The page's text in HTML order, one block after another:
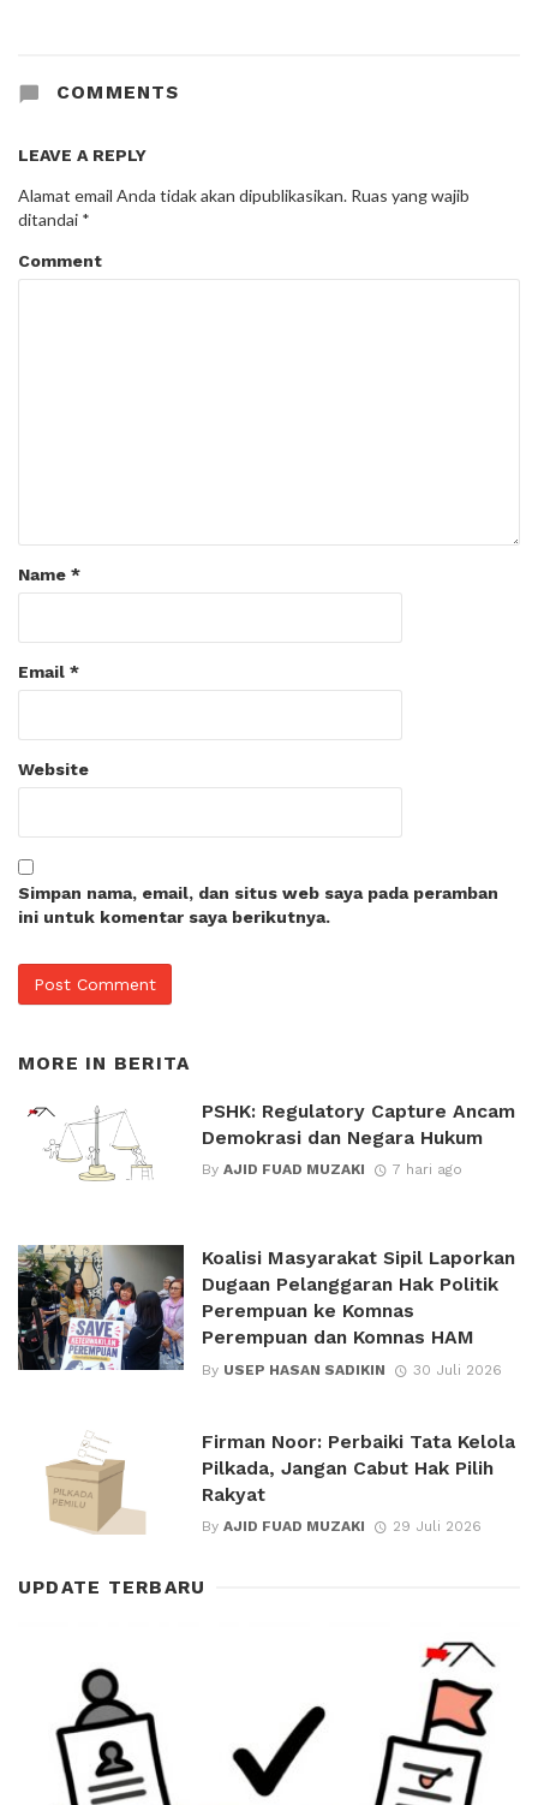
COMMENTS
LEAVE A REPLY
Alamat email Anda tidak akan dipublikasikan. Ruas yang wajib
ditandai *
Comment
Name *
Email *
Website
Simpan nama, email, dan situs web saya pada peramban
ini untuk komentar saya berikutnya.
MORE IN BERITA
PSHK: Regulatory Capture Ancam
Demokrasi dan Negara Hukum
By AJID FUAD MUZAKI 7 hari ago
Koalisi Masyarakat Sipil Laporkan
Dugaan Pelanggaran Hak Politik
Perempuan ke Komnas
Perempuan dan Komnas HAM
By USEP HASAN SADIKIN 30 Juli 2026
Firman Noor: Perbaiki Tata Kelola
Pilkada, Jangan Cabut Hak Pilih
Rakyat
By AJID FUAD MUZAKI 29 Juli 2026
UPDATE TERBARU